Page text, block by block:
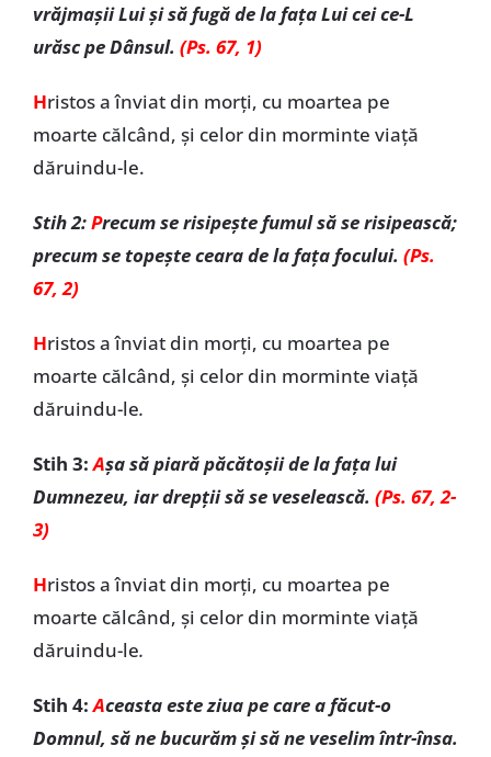
vrăjmașii Lui și să fugă de la fața Lui cei ce-L
urăsc pe Dânsul. (Ps. 67, 1)
Hristos a înviat din morți, cu moartea pe
moarte călcând, și celor din morminte viață
dăruindu-le.
Stih 2:Precum se risipește fumul să se risipească;
precum se topește ceara de la fața focului. (Ps.
67, 2)
Hristos a înviat din morți, cu moartea pe
moarte călcând, și celor din morminte viață
dăruindu-le.
Stih 3:Așa să piară păcătoșii de la fața lui
Dumnezeu, iar drepții să se veselească. (Ps. 67, 2-
3)
Hristos a înviat din morți, cu moartea pe
moarte călcând, și celor din morminte viață
dăruindu-le.
Stih 4:Aceasta este ziua pe care a făcut-o
Domnul, să ne bucurăm și să ne veselim într-însa.